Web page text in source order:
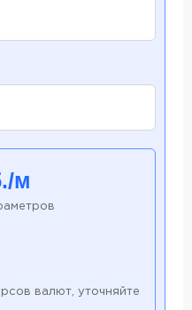
м
валют, уточняйте